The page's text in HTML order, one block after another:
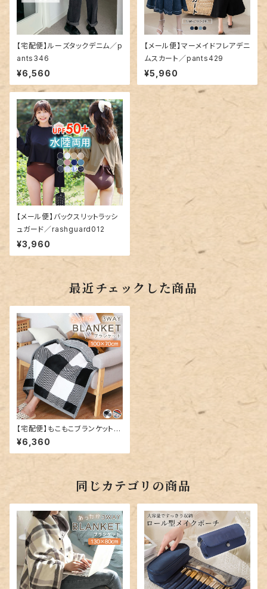
【宅配便】ルーズタックデニム／p
ants346
¥6,560
【メール便】マーメイドフレアデニ
ムスカート／pants429
¥5,960
【メール便】バックスリットラッシ
ュガード／rashguard012
¥3,960
最近チェックした商品
【宅配便】もこもこブランケット／
goods096
¥6,360
同じカテゴリの商品